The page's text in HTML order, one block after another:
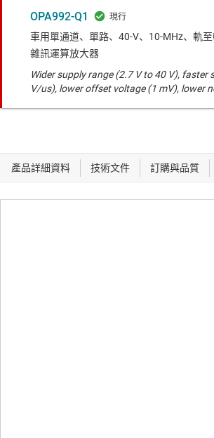
OPA992-Q1
車用單通道、單路、40-V、10-MHz、軌
雜訊運算放大器
Wider supply range (2.7 V to 40 V), faster
V/us), lower offset voltage (1 mV), lower